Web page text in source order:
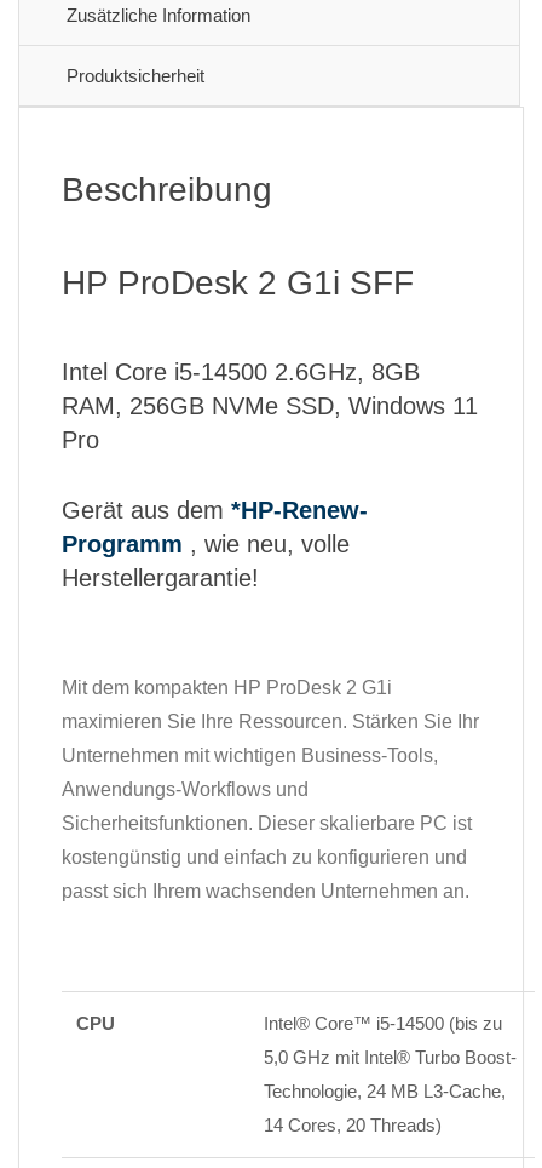
Zusätzliche Information
Produktsicherheit
Beschreibung
HP ProDesk 2 G1i SFF
Intel Core i5-14500 2.6GHz, 8GB
RAM, 256GB NVMe SSD, Windows 11
Pro
Gerät aus dem *HP-Renew-
Programm , wie neu, volle
Herstellergarantie!
Mit dem kompakten HP ProDesk 2 G1i
maximieren Sie Ihre Ressourcen. Stärken Sie Ihr
Unternehmen mit wichtigen Business-Tools,
Anwendungs-Workflows und
Sicherheitsfunktionen. Dieser skalierbare PC ist
kostengünstig und einfach zu konfigurieren und
passt sich Ihrem wachsenden Unternehmen an.
CPU
Intel® Core™ i5-14500 (bis zu
5,0 GHz mit Intel® Turbo Boost-
Technologie, 24 MB L3-Cache,
14 Cores, 20 Threads)